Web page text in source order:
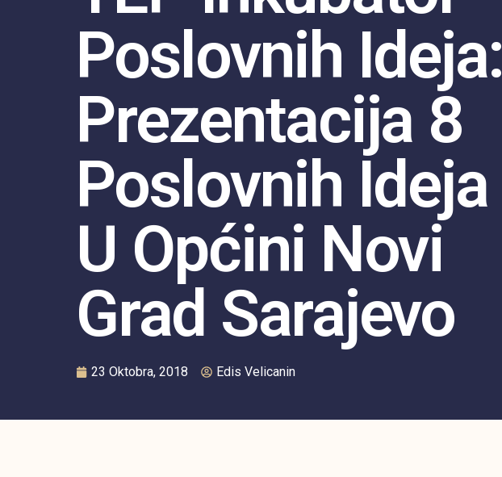
Poslovnih Ideja:
Prezentacija 8
Poslovnih Ideja
U Općini Novi
Grad Sarajevo
23 Oktobra, 2018 Edis Velicanin